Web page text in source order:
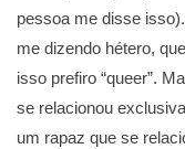
pessoa me disse
me dizendo hétero,
isso prefiro “queer”.
se relacionou
um rapaz que se